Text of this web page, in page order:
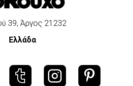
39, Άργος 21232
Ελλάδα